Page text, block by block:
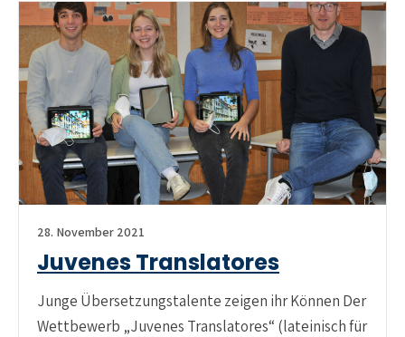
28. November 2021
Juvenes Translatores
Junge Übersetzungstalente zeigen ihr Können Der
Wettbewerb „Juvenes Translatores“ (lateinisch für